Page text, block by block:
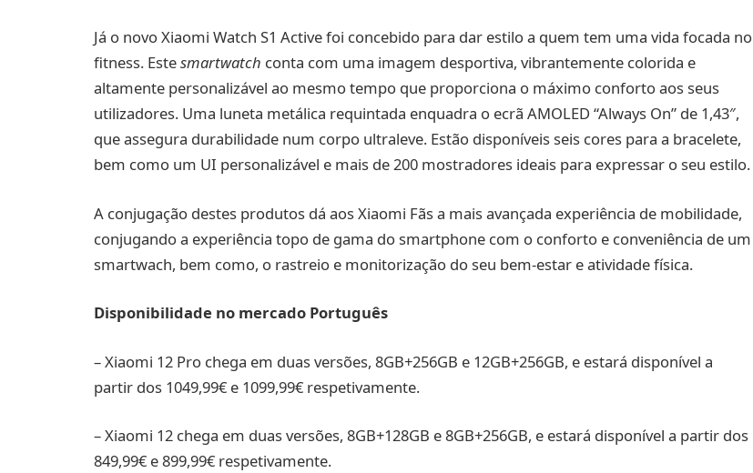
Já o novo Xiaomi Watch S1 Active foi concebido para dar estilo a quem tem uma vida focada no
fitness. Estesmartwatch conta com uma imagem desportiva, vibrantemente colorida e
altamente personalizável ao mesmo tempo que proporciona o máximo conforto aos seus
utilizadores. Uma luneta metálica requintada enquadra o ecrã AMOLED “Always On” de 1,43″,
que assegura durabilidade num corpo ultraleve. Estão disponíveis seis cores para a bracelete,
bem como um UI personalizável e mais de 200 mostradores ideais para expressar o seu estilo.
A conjugação destes produtos dá aos Xiaomi Fãs a mais avançada experiência de mobilidade,
conjugando a experiência topo de gama do smartphone com o conforto e conveniência de um
smartwach, bem como, o rastreio e monitorização do seu bem-estar e atividade física.
Disponibilidade no mercado Português
– Xiaomi 12 Pro chega em duas versões, 8GB+256GB e 12GB+256GB, e estará disponível a
partir dos 1049,99€ e 1099,99€ respetivamente.
– Xiaomi 12 chega em duas versões, 8GB+128GB e 8GB+256GB, e estará disponível a partir dos
849,99€ e 899,99€ respetivamente.